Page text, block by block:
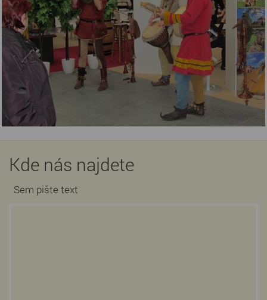
Kde nás najdete
Sem pište text